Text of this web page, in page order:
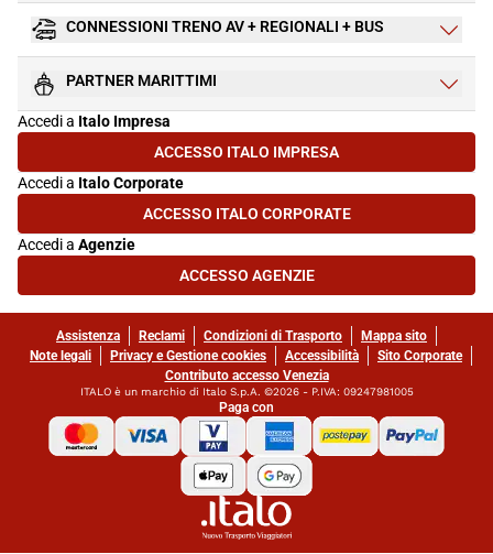
CONNESSIONI TRENO AV + REGIONALI + BUS
PARTNER MARITTIMI
Accedi a Italo Impresa
ACCESSO ITALO IMPRESA(SI APRE IN UNA NUOVA SCHEDA)
Accedi a Italo Corporate
ACCESSO ITALO CORPORATE(SI APRE IN UNA NUOVA SCHEDA)
Accedi a Agenzie
ACCESSO AGENZIE(SI APRE IN UNA NUOVA SCHEDA)
Assistenza Reclami Condizioni di Trasporto
Mappa sito
Note legali
Privacy e Gestione cookies Accessibilità
Sito Corporate
Contributo accesso Venezia
ITALO è un marchio di Italo S.p.A. ©2026 - P.IVA: 09247981005
Paga con